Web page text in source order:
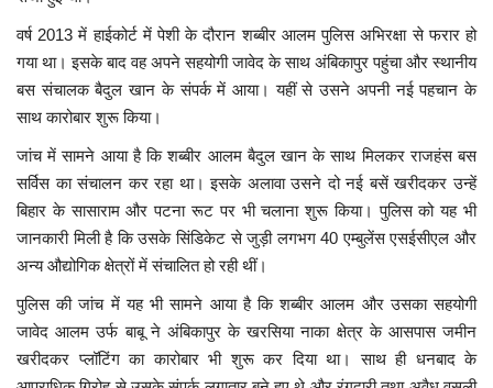
वर्ष 2013 में हाईकोर्ट में पेशी के दौरान शब्बीर आलम पुलिस अभिरक्षा से फरार हो
गया था। इसके बाद वह अपने सहयोगी जावेद के साथ अंबिकापुर पहुंचा और स्थानीय
बस संचालक बैदुल खान के संपर्क में आया। यहीं से उसने अपनी नई पहचान के
साथ कारोबार शुरू किया।
जांच में सामने आया है कि शब्बीर आलम बैदुल खान के साथ मिलकर राजहंस बस
सर्विस का संचालन कर रहा था। इसके अलावा उसने दो नई बसें खरीदकर उन्हें
बिहार के सासाराम और पटना रूट पर भी चलाना शुरू किया। पुलिस को यह भी
जानकारी मिली है कि उसके सिंडिकेट से जुड़ी लगभग 40 एम्बुलेंस एसईसीएल और
अन्य औद्योगिक क्षेत्रों में संचालित हो रही थीं।
पुलिस की जांच में यह भी सामने आया है कि शब्बीर आलम और उसका सहयोगी
जावेद आलम उर्फ बाबू ने अंबिकापुर के खरसिया नाका क्षेत्र के आसपास जमीन
खरीदकर प्लॉटिंग का कारोबार भी शुरू कर दिया था। साथ ही धनबाद के